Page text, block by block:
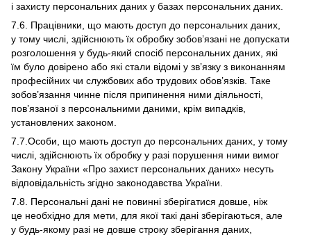
і захисту персональних даних у базах персональних даних.
7.6. Працівники, що мають доступ до персональних даних,
у тому числі, здійснюють їх обробку зобов’язані не допускати
розголошення у будь-який спосіб персональних даних, які
їм було довірено або які стали відомі у зв’язку з виконанням
професійних чи службових або трудових обов’язків. Таке
зобов’язання чинне після припинення ними діяльності,
пов’язаної з персональними даними, крім випадків,
установлених законом.
7.7.Особи, що мають доступ до персональних даних, у тому
числі, здійснюють їх обробку у разі порушення ними вимог
Закону України «Про захист персональних даних» несуть
відповідальність згідно законодавства України.
7.8. Персональні дані не повинні зберігатися довше, ніж
це необхідно для мети, для якої такі дані зберігаються, але
у будь-якому разі не довше строку зберігання даних,